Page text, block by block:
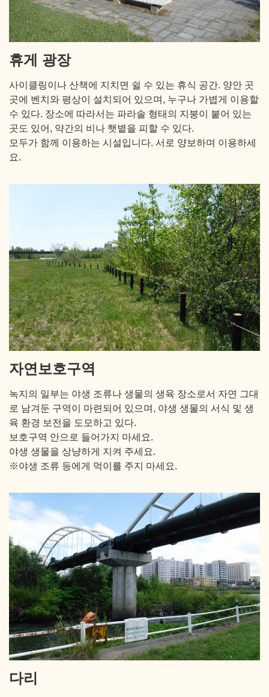
휴게 광장
사이클링이나 산책에 지치면 쉴 수 있는 휴식 공간. 양안 곳
곳에 벤치와 평상이 설치되어 있으며, 누구나 가볍게 이용할
수 있다. 장소에 따라서는 파라솔 형태의 지붕이 붙어 있는
곳도 있어, 약간의 비나 햇볕을 피할 수 있다.
모두가 함께 이용하는 시설입니다. 서로 양보하며 이용하세
요.
자연보호구역
녹지의 일부는 야생 조류나 생물의 생육 장소로서 자연 그대
로 남겨둔 구역이 마련되어 있으며, 야생 생물의 서식 및 생
육 환경 보전을 도모하고 있다.
보호구역 안으로 들어가지 마세요.
야생 생물을 상냥하게 지켜 주세요.
※야생 조류 등에게 먹이를 주지 마세요.
다리